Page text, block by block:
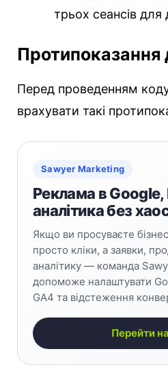
трьох сеансів для
Перед проведенням
врахувати такі
Sawyer Marketing
Реклама в Google,
аналітика без
Якщо ви просуваєте
просто кліки, а заявки,
аналітику — команда
допоможе налаштувати
GA4 та відстеження
Перейти